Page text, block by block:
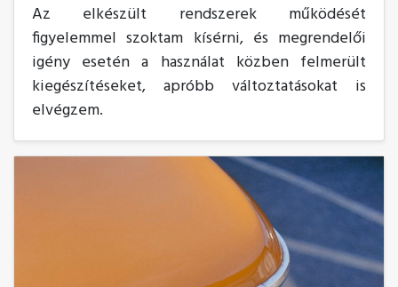
Az elkészült rendszerek működését
figyelemmel szoktam kísérni, és megrendelői
igény esetén a használat közben felmerült
kiegészítéseket, apróbb változtatásokat is
elvégzem.